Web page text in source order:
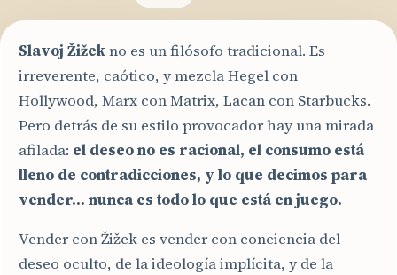
Slavoj Žižekno es un filósofo tradicional. Es
irreverente, caótico, y mezcla Hegel con
Hollywood, Marx con Matrix, Lacan con Starbucks.
Pero detrás de su estilo provocador hay una mirada
afilada: el deseo no es racional, el consumo está
lleno de contradicciones, y lo que decimos para
vender… nunca es todo lo que está en juego.
Vender con Žižek es vender con conciencia del
deseo oculto, de la ideología implícita, y de la